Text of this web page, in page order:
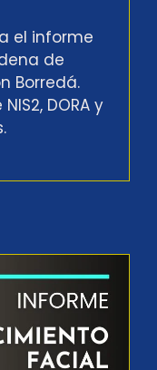
el informe
de
Borredá.
DORA y